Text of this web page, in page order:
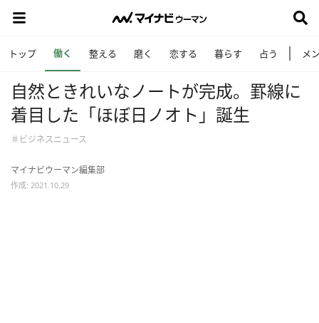
トップ 働く 整える 磨く 恋する 暮らす 占う メ
自然ときれいなノートが完成。罫線に
着目した「ほぼ日ノオト」誕生
＃ビジネスニュース
マイナビウーマン編集部
作成: 2021.10.29